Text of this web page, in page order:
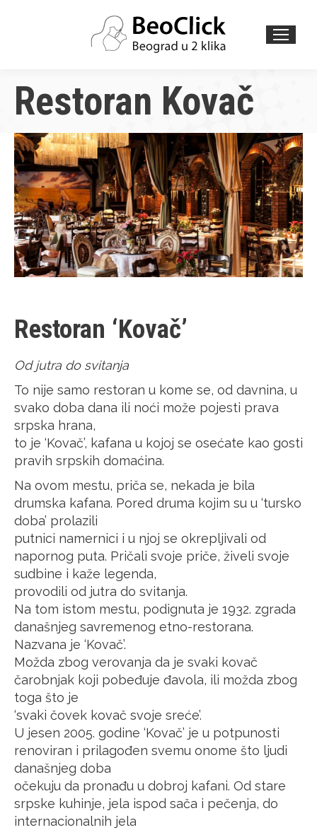
Restoran Kovač
Restoran ‘Kovač’
Od jutra do svitanja
To nije samo restoran u kome se, od davnina, u
svako doba dana ili noći može pojesti prava
srpska hrana,
to je ‘Kovač’, kafana u kojoj se osećate kao gosti
pravih srpskih domaćina.
Na ovom mestu, priča se, nekada je bila
drumska kafana. Pored druma kojim su u ‘tursko
doba’ prolazili
putnici namernici i u njoj se okrepljivali od
napornog puta. Pričali svoje priče, živeli svoje
sudbine i kaže legenda,
provodili od jutra do svitanja.
Na tom istom mestu, podignuta je 1932. zgrada
današnjeg savremenog etno-restorana.
Nazvana je ‘Kovač’.
Možda zbog verovanja da je svaki kovač
čarobnjak koji pobeđuje đavola, ili možda zbog
toga što je
‘svaki čovek kovač svoje sreće’.
U jesen 2005. godine ‘Kovač’ je u potpunosti
renoviran i prilagođen svemu onome što ljudi
današnjeg doba
očekuju da pronađu u dobroj kafani. Od stare
srpske kuhinje, jela ispod sača i pečenja, do
internacionalnih jela